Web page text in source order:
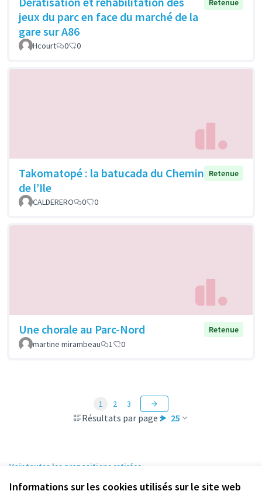
Informations sur les cookies utilisés sur le site web
jeux du parc en face du marché de la
gare sur A86
Retenue
Hcourt 0 0
Takomatopé : la batucada du Chemin
de l’Ile
Retenue
CALDERERO 0 0
Une chorale au Parc-Nord
Retenue
martine mirambeau
1 0
Résultats par page : 25
1 2 3
Voir toutes les propositions retirées